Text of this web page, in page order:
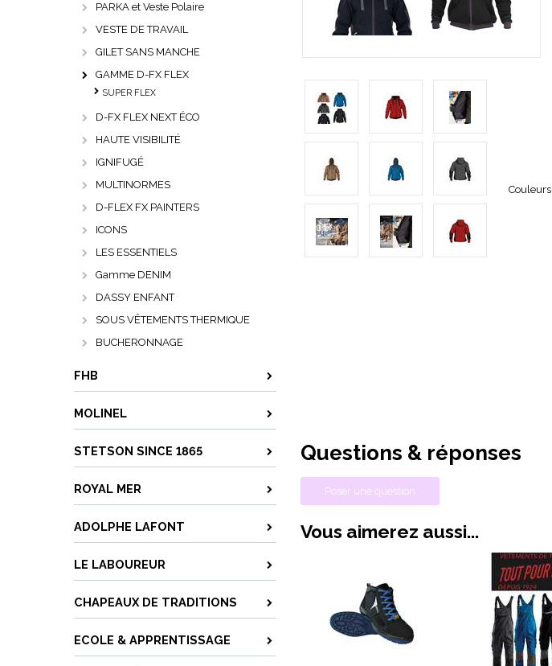
PARKA et Veste Polaire
VESTE DE TRAVAIL
GILET SANS MANCHE
GAMME D-FX FLEX
SUPER FLEX
D-FX FLEX NEXT ÉCO
HAUTE VISIBILITÉ
IGNIFUGÉ
MULTINORMES
D-FLEX FX PAINTERS
ICONS
LES ESSENTIELS
Gamme DENIM
DASSY ENFANT
SOUS VÊTEMENTS THERMIQUE
BUCHERONNAGE
FHB
MOLINEL
STETSON SINCE 1865
ROYAL MER
ADOLPHE LAFONT
LE LABOUREUR
CHAPEAUX DE TRADITIONS
ECOLE & APPRENTISSAGE
Couleurs
Questions & réponses
Poser une question
Vous aimerez aussi...